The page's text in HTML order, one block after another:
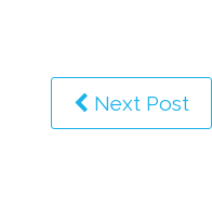
Next Post